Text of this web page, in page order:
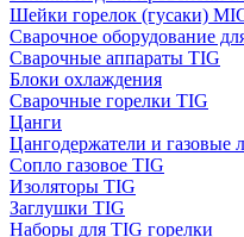
Шейки горелок (гусаки)
Сварочное оборудование
Сварочные аппараты TIG
Блоки охлаждения
Сварочные горелки TIG
Цанги
Цангодержатели и газовые
Сопло газовое TIG
Изоляторы TIG
Заглушки TIG
Наборы для TIG горелки